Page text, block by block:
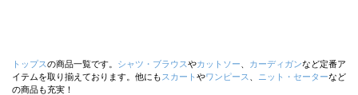
トップスの商品一覧です。 シャツ・ブラウスやカットソー カーディガンなど定番ア
イテムを取り揃えております。他にも スカート やワンピース ニット・セーターなど
の商品も充実！